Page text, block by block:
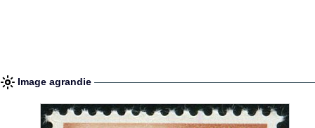
Image agrandie